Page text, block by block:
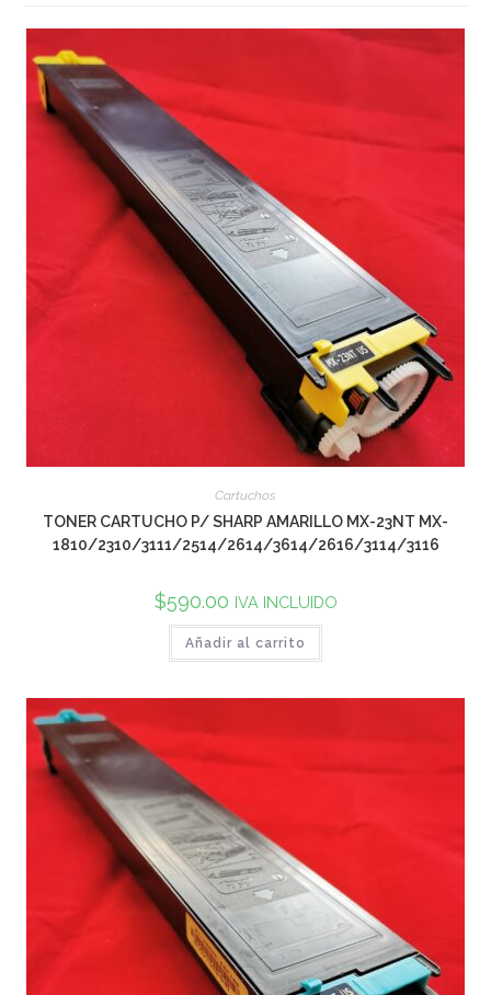
Cartuchos
TONER CARTUCHO P/ SHARP AMARILLO MX-23NT MX-
1810/2310/3111/2514/2614/3614/2616/3114/3116
$590.00 IVA INCLUIDO
Añadir al carrito